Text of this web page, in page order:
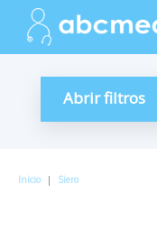
Abrir filtros
Inicio | Siero